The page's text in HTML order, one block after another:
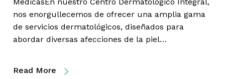
nos enorgullecemos de ofrecer una amplia gama
de servicios dermatológicos, diseñados para
abordar diversas afecciones de la piel…
Read More